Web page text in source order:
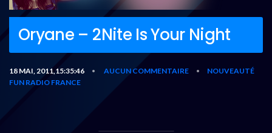
Oryane – 2Nite Is Your Night
18 MAI, 2011,15:35:46 • AUCUN COMMENTAIRE •
NOUVEAUTÉ
FUN RADIO FRANCE